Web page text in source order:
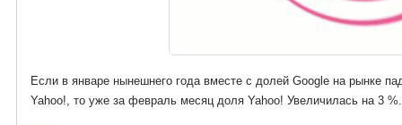
Если в январе нынешнего года вместе с долей Google на рынке
Yahoo!, то уже за февраль месяц доля Yahoo! Увеличилась на 3